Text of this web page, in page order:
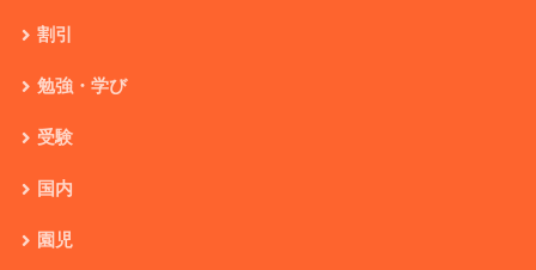
割引
勉強・学び
受験
国内
園児